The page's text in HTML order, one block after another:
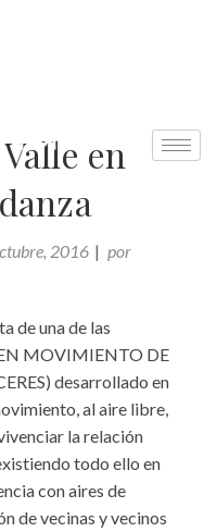
en
2016
por
de una de las
MOVIMIENTO DE
desarrollado en
al aire libre,
la relación
todo ello en
con aires de
de vecinas y vecinos